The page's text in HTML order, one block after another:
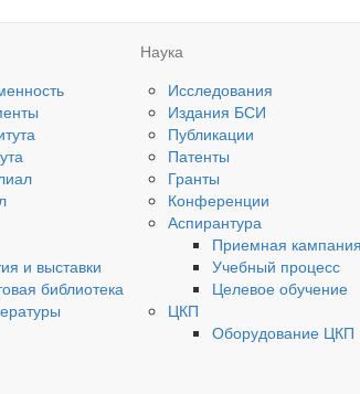
и выставки
библиотека
Наука
Исследования
Издания БСИ
Публикации
Патенты
Гранты
Конференции
Аспирантура
Приемная
Учебный процесс
Целевое обучение
ЦКП
Оборудование ЦКП